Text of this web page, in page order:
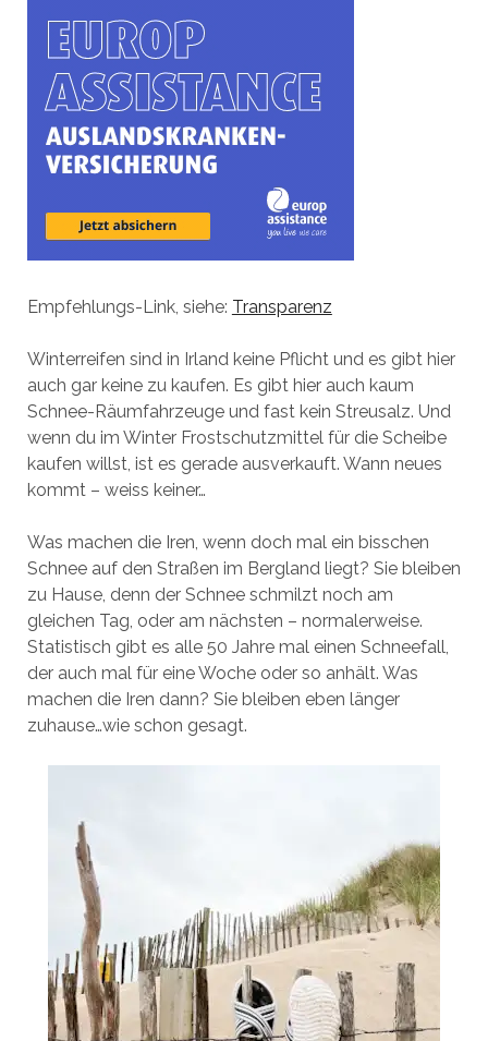
Empfehlungs-Link, siehe: Transparenz
Winterreifen sind in Irland keine Pflicht und es gibt hier
auch gar keine zu kaufen. Es gibt hier auch kaum
Schnee-Räumfahrzeuge und fast kein Streusalz. Und
wenn du im Winter Frostschutzmittel für die Scheibe
kaufen willst, ist es gerade ausverkauft. Wann neues
kommt – weiss keiner…
Was machen die Iren, wenn doch mal ein bisschen
Schnee auf den Straßen im Bergland liegt? Sie bleiben
zu Hause, denn der Schnee schmilzt noch am
gleichen Tag, oder am nächsten – normalerweise.
Statistisch gibt es alle 50 Jahre mal einen Schneefall,
der auch mal für eine Woche oder so anhält. Was
machen die Iren dann? Sie bleiben eben länger
zuhause…wie schon gesagt.